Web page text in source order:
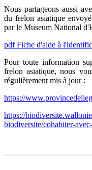
Nous partageons aussi
du frelon asiatique
par le Museum National
pdfFiche d'aide à
Pour toute information
frelon asiatique, nous
régulièrement mis à jour :
https://
https://
biodiversite/cohabiter-